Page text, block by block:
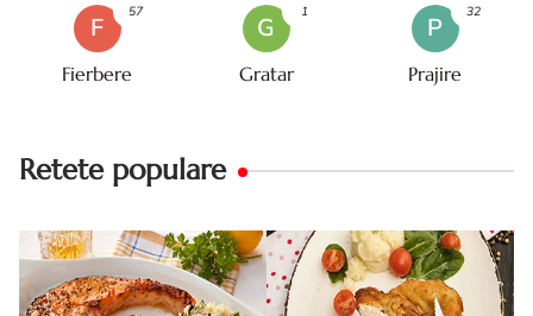
F
Fierbere
57
G
Gratar
1
P
Prajire
32
Retete populare